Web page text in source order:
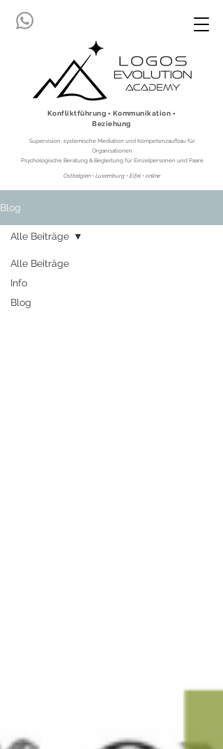
Ostbelgien • Luxemburg • Eifel • online
Konfliktführung ▪ Kommunikation ▪
Beziehung
Supervision, systemische Mediation und Kompetenzaufbau für
Organisationen
Psychologische Beratung & Begleitung für Einzelpersonen und Paare
Blog
Alle Beiträge
Info
Blog
Alle Beiträge